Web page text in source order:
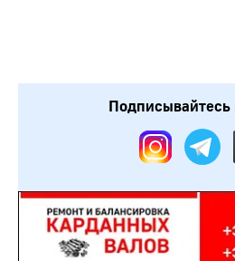
Подписывайтесь